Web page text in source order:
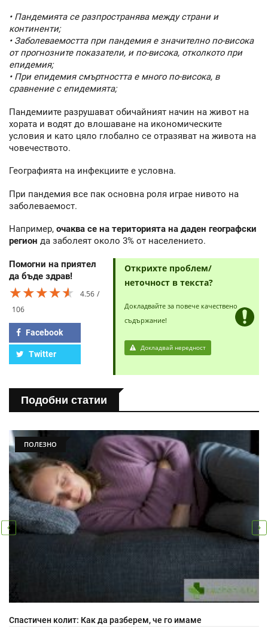
• Пандемията се разпространява между страни и
континенти;
• Заболеваемостта при пандемия е значително по-висока
от прогнозните показатели, и по-висока, отколкото при
епидемия;
• При епидемия смъртността е много по-висока, в
сравнение с епидемията;
Пандемиите разрушават обичайният начин на живот на
хората и водят до влошаване на икономическите
условия и като цяло глобално се отразяват на живота на
човечеството.
Географията на инфекциите е условна.
При пандемия все пак основна роля играе нивото на
заболеваемост.
Например, очаква се на територията на даден географски
регион да заболеят около 3% от населението.
Помогни на приятел
да бъде здрав!
★★★★★
★★★★★
★★★★★
4.56
106
Facebook
Twitter
Открихте проблем/
неточност в текста?
Докладвайте за повече качествено
съдържание!
Докладвай нередност
Подобни статии
ПОЛЕЗНО
Спастичен колит: Как да разберем, че го имаме